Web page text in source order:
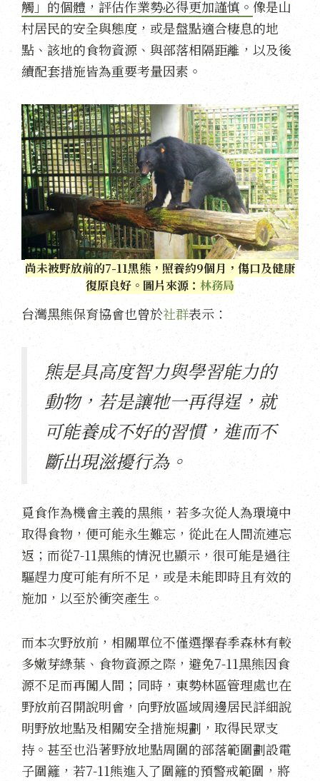
觸」的個體，評估作業勢必得更加謹慎。 像是山
村居民的安全與態度，或是盤點適合棲息的地
點、該地的食物資源、與部落相隔距離，以及後
續配套措施皆為重要考量因素。
尚未被野放前的7-11黑熊，照養約9個月，傷口及健康
復原良好。圖片來源： 林務局
台灣黑熊保育協會也曾於社群表示：
熊是具高度智力與學習能力的
動物，若是讓牠一再得逞，就
可能養成不好的習慣，進而不
斷出現滋擾行為。
覓食作為機會主義的黑熊，若多次從人為環境中
取得食物，便可能永生難忘，從此在人間流連忘
返；而從7-11黑熊的情況也顯示，很可能是過往
驅趕力度可能有所不足，或是未能即時且有效的
施加，以至於衝突產生。
而本次野放前，相關單位不僅選擇春季森林有較
多嫩芽綠葉、食物資源之際，避免7-11黑熊因食
源不足而再闖人間；同時，東勢林區管理處也在
野放前召開說明會，向野放區域周邊居民詳細說
明野放地點及相關安全措施規劃，取得民眾支
持。甚至也沿著野放地點周圍的部落範圍劃設電
子圍籬，若7-11熊進入了圍籬的預警戒範圍，將